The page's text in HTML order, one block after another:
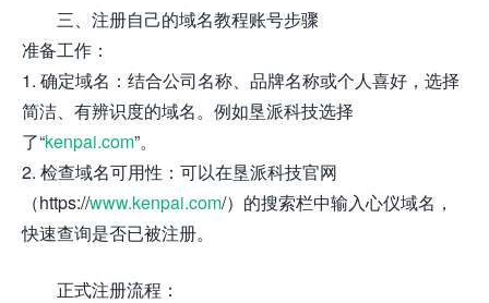
三、注册自己的域名教程账号步骤
准备工作：
1. 确定域名：结合公司名称、品牌名称或个人喜好，选择
简洁、有辨识度的域名。例如垦派科技选择
了“kenpai.com”。
2. 检查域名可用性：可以在垦派科技官网
（https://www.kenpai.com/）的搜索栏中输入心仪域名，
快速查询是否已被注册。
正式注册流程：